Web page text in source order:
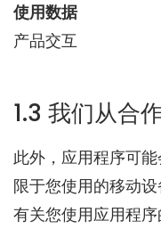
使用数据
产品交互
1.3 我们从合
此外，应用程序可
限于您使用的移动
有关您使用应用程序